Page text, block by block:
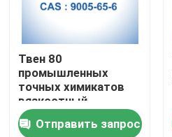
Проверка качества
Свяжитесь мы
Новости
Твен 80
промышленных
точных химикатов
вязкостный
жидкостный CAS
9005-65-6
Отправить запрос